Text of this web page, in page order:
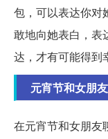
包，可以表达你对
敢地向她表白，表
达，才有可能得到
元宵节和女朋
在元宵节和女朋友